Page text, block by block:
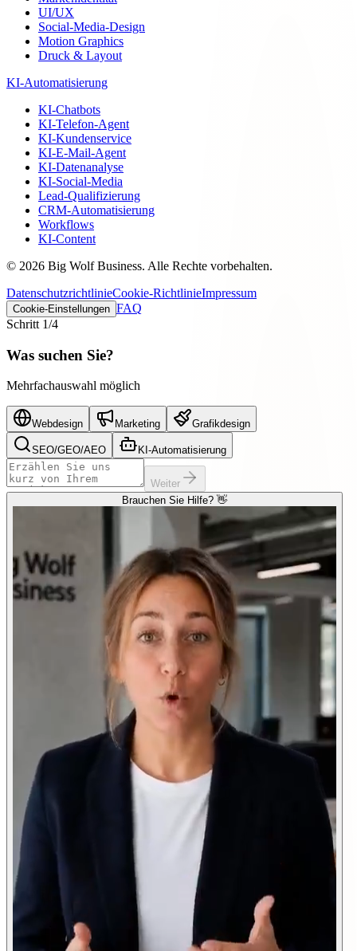
UI/UX
Social-Media-Design
Motion Graphics
Druck & Layout
KI-Automatisierung
KI-Chatbots
KI-Telefon-Agent
KI-Kundenservice
KI-E-Mail-Agent
KI-Datenanalyse
KI-Social-Media
Lead-Qualifizierung
CRM-Automatisierung
Workflows
KI-Content
© 2026 Big Wolf Business. Alle Rechte vorbehalten.
DatenschutzrichtlinieCookie-RichtlinieImpressum
Cookie-Einstellungen FAQ
Schritt 1/4
Was suchen Sie?
Mehrfachauswahl möglich
Webdesign Marketing Grafikdesign
SEO/GEO/AEO KI-Automatisierung
Weiter
Brauchen Sie Hilfe? 👋